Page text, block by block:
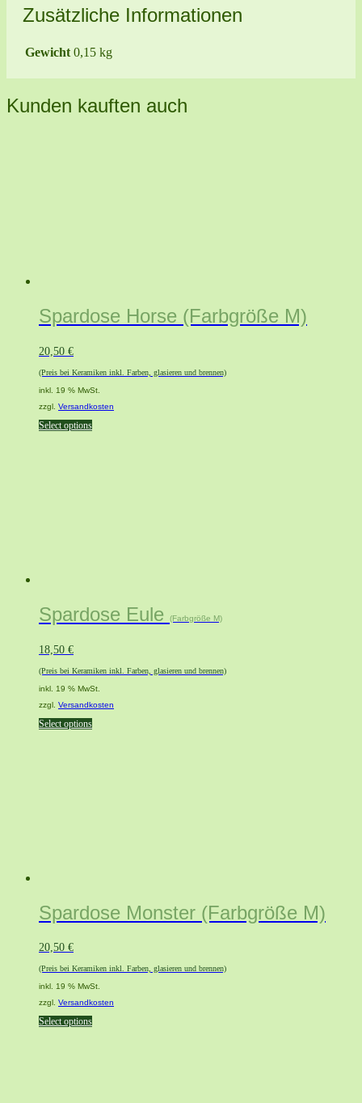
Zusätzliche Informationen
Gewicht 0,15 kg
Kunden kauften auch
Spardose Horse (Farbgröße M)
20,50 €
(Preis bei Keramiken inkl. Farben, glasieren und brennen)
inkl. 19 % MwSt.
zzgl. Versandkosten
Select options
Spardose Eule (Farbgröße M)
18,50 €
(Preis bei Keramiken inkl. Farben, glasieren und brennen)
inkl. 19 % MwSt.
zzgl. Versandkosten
Select options
Spardose Monster (Farbgröße M)
20,50 €
(Preis bei Keramiken inkl. Farben, glasieren und brennen)
inkl. 19 % MwSt.
zzgl. Versandkosten
Select options